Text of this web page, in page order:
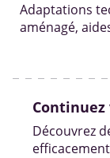
Adaptations
aménagé,
les solutions
Découvrez